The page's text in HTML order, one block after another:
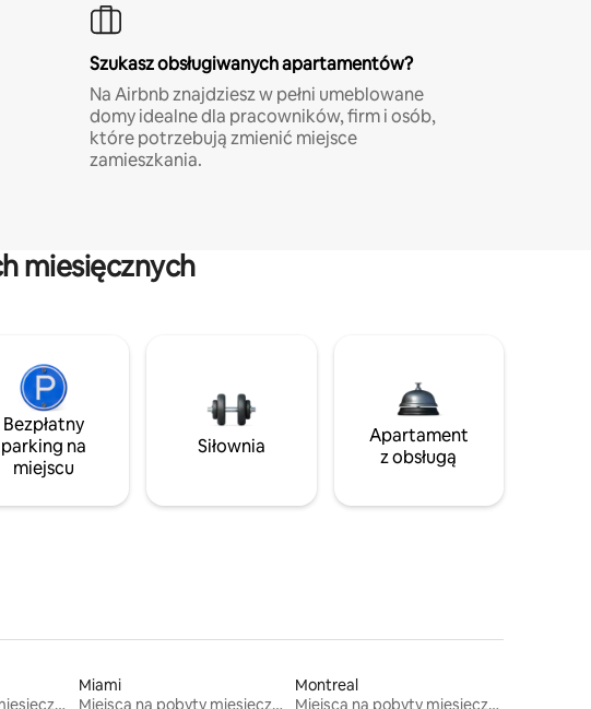
Szukasz obsługiwanych apartamentów?
Na Airbnb znajdziesz w pełni umeblowane
domy idealne dla pracowników, firm i osób,
które potrzebują zmienić miejsce
zamieszkania.
miesięcznych
Bezpłatny
parking na
miejscu
Siłownia
Apartament
z obsługą
Miejsca na pobyty miesięczne
Miami
Miejsca na pobyty miesięczne
Montreal
Miejsca na pobyty miesięczne